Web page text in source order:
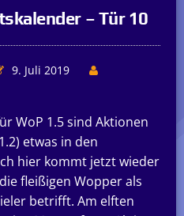
– Tür 10
9. Juli 2019
WoP 1.5 sind Aktionen
etwas in den
hier kommt jetzt wieder
fleißigen Wopper als
betrifft. Am elften